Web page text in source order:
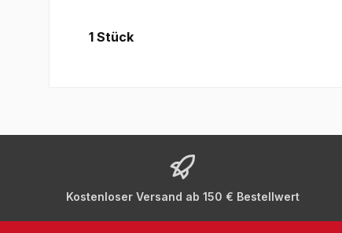
1 Stück
Kostenloser Versand ab 150 € Bestellwert